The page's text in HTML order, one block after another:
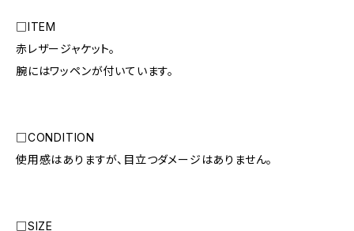
□ITEM
赤レザージャケット。
腕にはワッペンが付いています。
□CONDITION
使用感はありますが、目立つダメージはありません。
□SIZE